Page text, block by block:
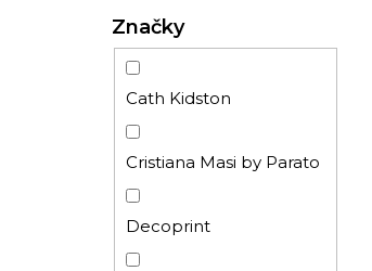
Značky
Cath Kidston
Cristiana Masi by Parato
Decoprint